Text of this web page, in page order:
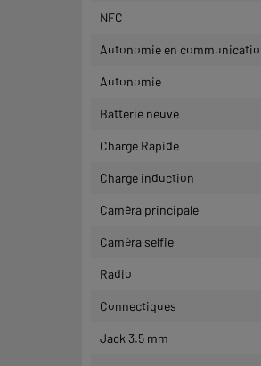
NFC
Autonomie en
Autonomie
Batterie neuve
Charge Rapide
Charge induction
Caméra principale
Caméra selfie
Radio
Connectiques
Jack 3.5 mm